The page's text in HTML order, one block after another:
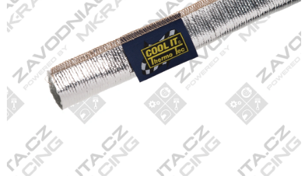
FANOUŠCI
Profil
firmy
Obchodní
podmínky
Doprava